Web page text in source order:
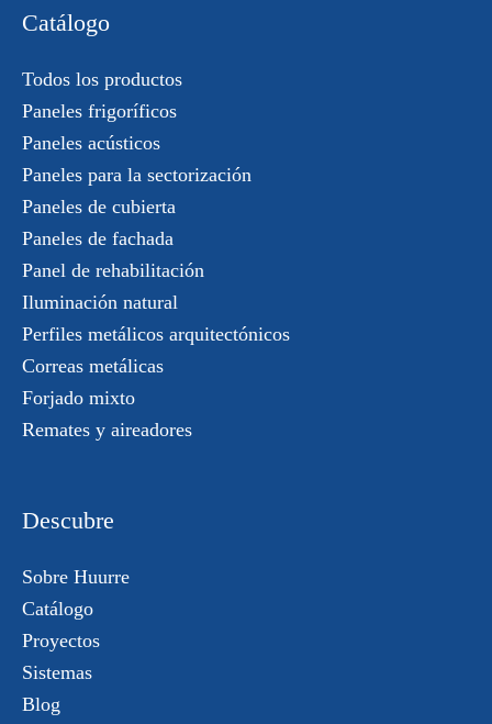
Catálogo
Todos los productos
Paneles frigoríficos
Paneles acústicos
Paneles para la sectorización
Paneles de cubierta
Paneles de fachada
Panel de rehabilitación
Iluminación natural
Perfiles metálicos arquitectónicos
Correas metálicas
Forjado mixto
Remates y aireadores
Descubre
Sobre Huurre
Catálogo
Proyectos
Sistemas
Blog